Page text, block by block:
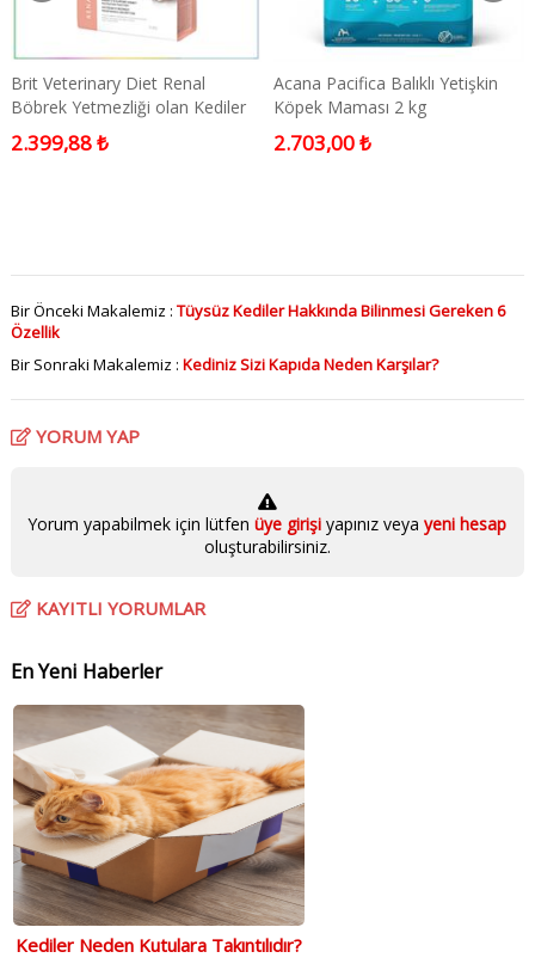
Brit Veterinary Diet Renal
Böbrek Yetmezliği olan Kediler
için Tahılsız Kedi Maması 2 kg
2.399,88 ₺
Acana Pacifica Balıklı Yetişkin
Köpek Maması 2 kg
2.703,00 ₺
Bir Önceki Makalemiz : Tüysüz Kediler Hakkında Bilinmesi Gereken 6
Özellik
Bir Sonraki Makalemiz : Kediniz Sizi Kapıda Neden Karşılar?
YORUM YAP
Yorum yapabilmek için lütfenüye girişiyapınız veya yeni hesap
oluşturabilirsiniz.
KAYITLI YORUMLAR
En Yeni Haberler
Kediler Neden Kutulara Takıntılıdır?